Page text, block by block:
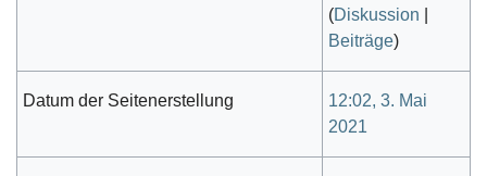
(Diskussion
Beiträge)
Datum der Seitenerstellung
12:02, 3. Mai
2021